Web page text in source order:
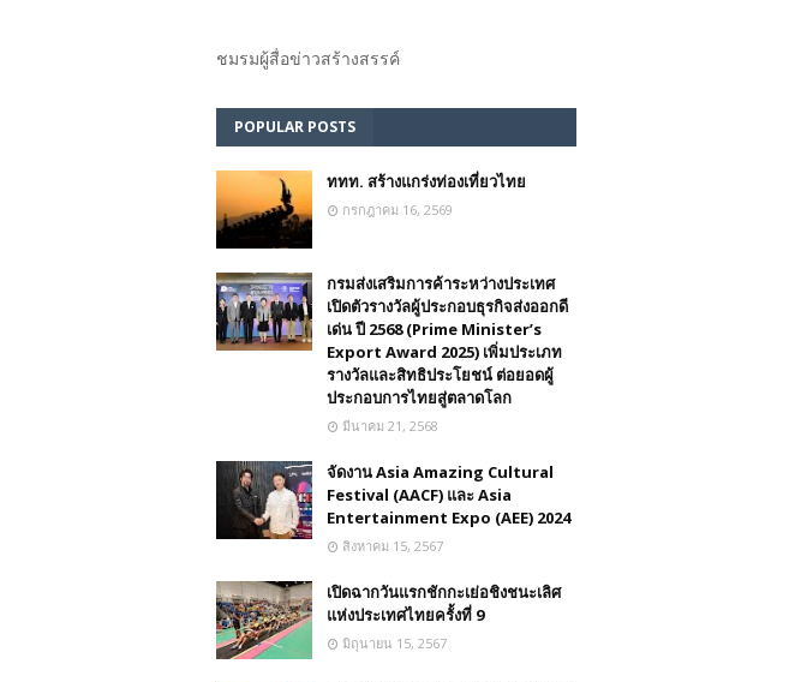
ชมรม​ผู้สื่อข่าวสร้างสรรค์​
POPULAR POSTS
ททท. สร้างแกร่งท่องเที่ยวไทย
กรกฎาคม 16, 2569
กรมส่งเสริมการค้าระหว่างประเทศ
เปิดตัวรางวัลผู้ประกอบธุรกิจส่งออกดี
เด่น ปี 2568 (Prime Minister’s
Export Award 2025) เพิ่มประเภท
รางวัลและสิทธิประโยชน์ ต่อยอดผู้
ประกอบการไทยสู่ตลาดโลก
มีนาคม 21, 2568
จัดงาน Asia Amazing Cultural
Festival (AACF) และ Asia
Entertainment Expo (AEE) 2024
สิงหาคม 15, 2567
เปิดฉากวันแรกชักกะเย่อชิงชนะเลิศ
แห่งประเทศไทยครั้งที่ 9
มิถุนายน 15, 2567